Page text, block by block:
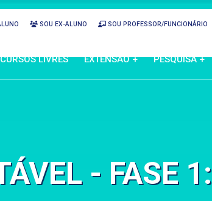
SOU EX-ALUNO SOU PROFESSOR/FUNCIONÁRIO
CURSOS LIVRES EXTENSÃO + PESQUISA +
- FASE 1: